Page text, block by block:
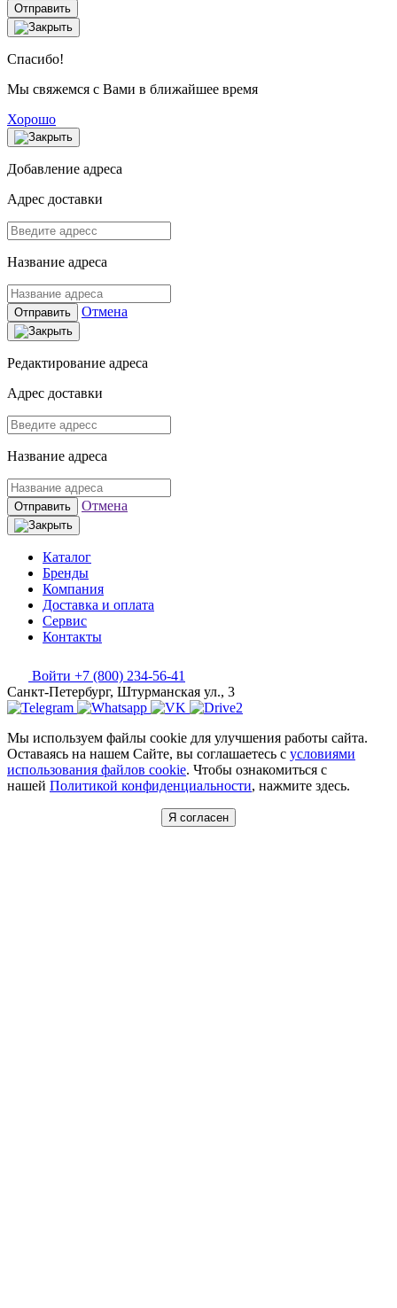
Отправить
Спасибо!
Мы свяжемся с Вами в ближайшее время
Хорошо
Добавление адреса
Адрес доставки
Название адреса
Отправить Отмена
Редактирование адреса
Адрес доставки
Название адреса
Отправить Отмена
Каталог
Бренды
Компания
Доставка и оплата
Сервис
Контакты
Войти +7 (800) 234-56-41
Санкт-Петербург, Штурманская ул., 3
Мы используем файлы cookie для улучшения работы сайта.
Оставаясь на нашем Сайте, вы соглашаетесь с условиями
использования файлов cookie. Чтобы ознакомиться с
нашей Политикой конфиденциальности, нажмите здесь.
Я согласен